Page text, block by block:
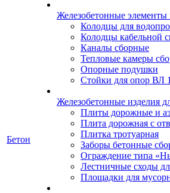
Бетон
Железобетонные
Колодцы для
Колодцы кабельной
Каналы сборные
Тепловые камеры
Опорные подушки
Стойки для опор ВЛ
Железобетонные изделия
Плиты дорожные и
Плита дорожная с
Плитка тротуарная
Заборы бетонные
Ограждение типа
Лестничные сходы
Площадки для